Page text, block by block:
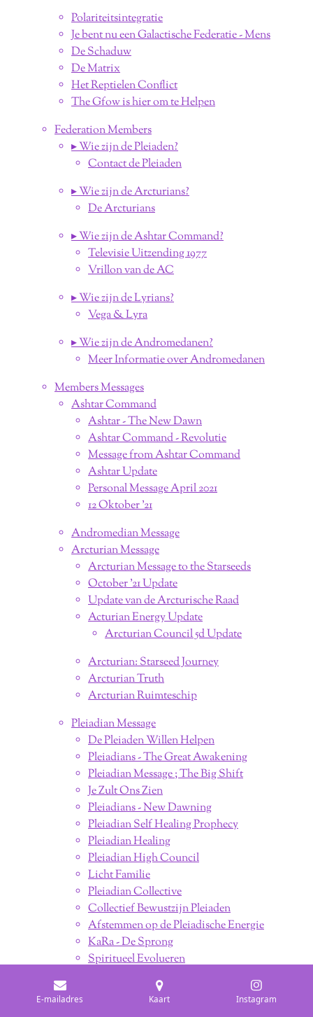
Polariteitsintegratie
Je bent nu een Galactische Federatie - Mens
De Schaduw
De Matrix
Het Reptielen Conflict
The Gfow is hier om te Helpen
Federation Members
▸ Wie zijn de Pleiaden?
Contact de Pleiaden
▸ Wie zijn de Arcturians?
De Arcturians
▸ Wie zijn de Ashtar Command?
Televisie Uitzending 1977
Vrillon van de AC
▸ Wie zijn de Lyrians?
Vega & Lyra
▸ Wie zijn de Andromedanen?
Meer Informatie over Andromedanen
Members Messages
Ashtar Command
Ashtar - The New Dawn
Ashtar Command - Revolutie
Message from Ashtar Command
Ashtar Update
Personal Message April 2021
12 Oktober '21
Andromedian Message
Arcturian Message
Arcturian Message to the Starseeds
October '21 Update
Update van de Arcturische Raad
Acturian Energy Update
Arcturian Council 5d Update
Arcturian: Starseed Journey
Arcturian Truth
Arcturian Ruimteschip
Pleiadian Message
De Pleiaden Willen Helpen
Pleiadians - The Great Awakening
Pleiadian Message ; The Big Shift
Je Zult Ons Zien
Pleiadians - New Dawning
Pleiadian Self Healing Prophecy
Pleiadian Healing
Pleiadian High Council
Licht Familie
Pleiadian Collective
Collectief Bewustzijn Pleiaden
Afstemmen op de Pleiadische Energie
KaRa - De Sprong
Spiritueel Evolueren
Sirius Aartsengelen
E-mailadres Kaart Instagram